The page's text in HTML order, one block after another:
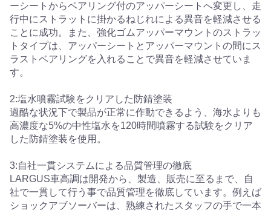
ーシートからベアリング付のアッパーシートへ変更し、走
行中にストラットに掛かるねじれによる異音を軽減させる
ことに成功。また、強化ゴムアッパーマウントのストラッ
トタイプは、アッパーシートとアッパーマウントの間にス
ラストベアリングを入れることで異音を軽減させていま
す。
2:塩水噴霧試験をクリアした防錆塗装
過酷な状況下で製品が正常に作動できるよう、海水よりも
高濃度な5%の中性塩水を120時間噴霧する試験をクリア
した防錆塗装を使用。
3:自社一貫システムによる品質管理の徹底
LARGUS車高調は開発から、製造、販売に至るまで、自
社で一貫して行う事で品質管理を徹底しています。例えば
ショックアブソーバーは、熟練されたスタッフの手で一本